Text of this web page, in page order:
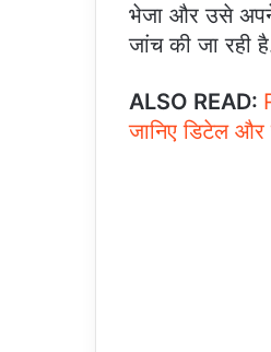
भेजा और उसे अपने
जांच की जा रही
ALSO READ:
जानिए डिटेल